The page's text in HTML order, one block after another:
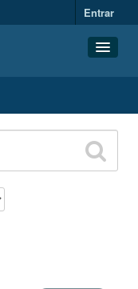
Entrar